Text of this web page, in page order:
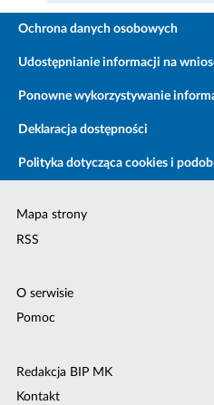
Ochrona danych osobowych
Udostępnianie informacji na
Ponowne wykorzystywanie
Deklaracja dostępności
Polityka dotycząca cookies i
Mapa strony
RSS
O serwisie
Pomoc
Redakcja BIP MK
Kontakt